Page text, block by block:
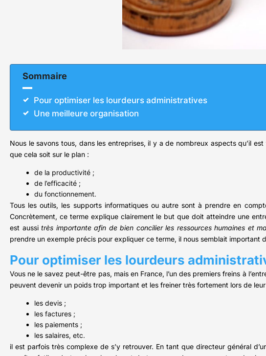
Sommaire
Pour optimiser les lourdeurs administratives
Une meilleure organisation
Nous le savons tous, dans les entreprises, il y a de nombreux aspects qu’il
que cela soit sur le plan :
de la productivité ;
de l’efficacité ;
du fonctionnement.
Tous les outils, les supports informatiques ou autre sont à prendre en
Concrètement, ce terme explique clairement le but que doit atteindre une
est aussi très importante afin de bien concilier les ressources humaines et
prendre un exemple précis pour expliquer ce terme, il nous semblait
Pour optimiser les lourdeurs
Vous ne le savez peut-être pas, mais en France, l’un des premiers freins à
peuvent devenir un poids trop important et les freiner très fortement lors de
les devis ;
les factures ;
les paiements ;
les salaires, etc.
il est parfois très complexe de s’y retrouver. En tant que directeur général